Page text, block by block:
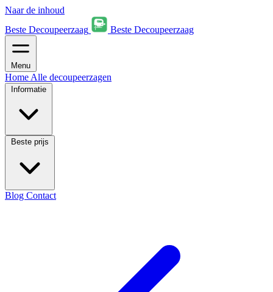
Naar de inhoud
Beste Decoupeerzaag
Beste Decoupeerzaag
Menu
Home Alle decoupeerzagen
Informatie
Beste prijs
Blog Contact